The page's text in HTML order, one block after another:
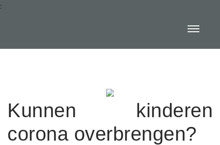
:
Kunnen kinderen
corona overbrengen?